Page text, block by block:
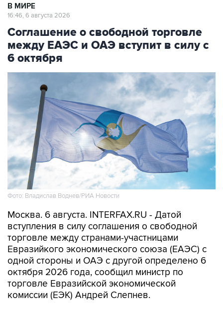
В МИРЕ
16:46, 6 августа 2026
Соглашение о свободной торговле
между ЕАЭС и ОАЭ вступит в силу с
6 октября
Фото: Владислав Воднев/РИА Новости
Москва. 6 августа. INTERFAX.RU - Датой
вступления в силу соглашения о свободной
торговле между странами-участницами
Евразийкого экономического союза (ЕАЭС) с
одной стороны и ОАЭ с другой определено 6
октября 2026 года, сообщил министр по
торговле Евразийской экономической
комиссии (ЕЭК) Андрей Слепнев.